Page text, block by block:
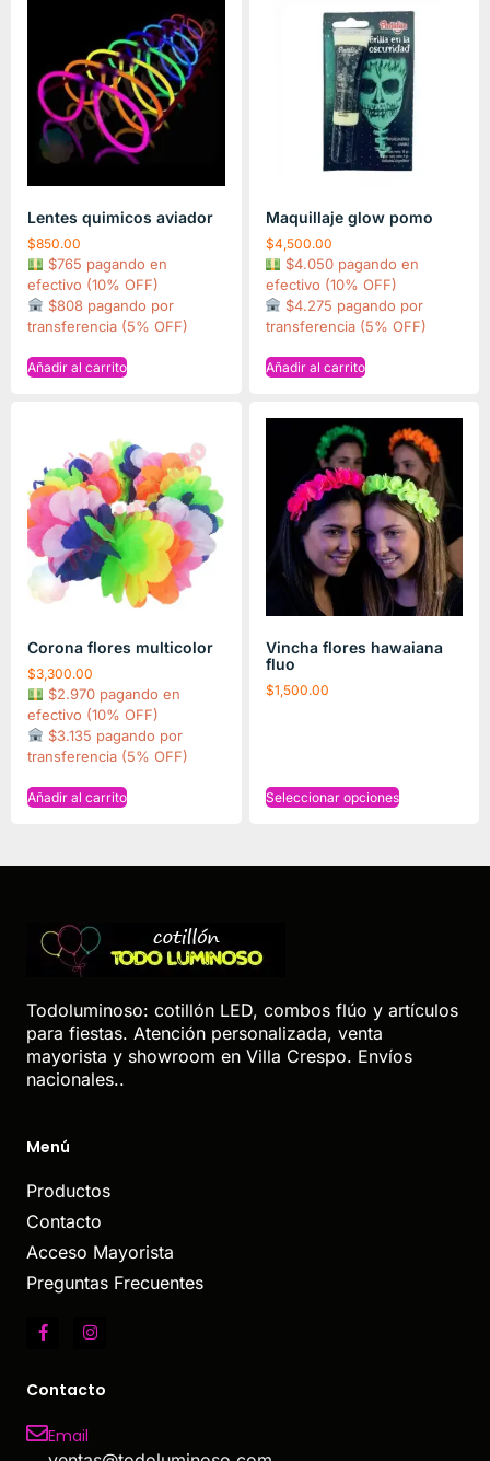
Lentes quimicos aviador
$850.00
$765 pagando en
efectivo (10% OFF)
$808 pagando por
transferencia (5% OFF)
Añadir al carrito
Maquillaje glow pomo
$4,500.00
$4.050 pagando en
efectivo (10% OFF)
$4.275 pagando por
transferencia (5% OFF)
Añadir al carrito
Corona flores multicolor
$3,300.00
$2.970 pagando en
efectivo (10% OFF)
$3.135 pagando por
transferencia (5% OFF)
Añadir al carrito
Vincha flores hawaiana
fluo
$1,500.00
Seleccionar opciones
Todoluminoso: cotillón LED, combos flúo y artículos
para fiestas. Atención personalizada, venta
mayorista y showroom en Villa Crespo. Envíos
nacionales..
Menú
Productos
Contacto
Acceso Mayorista
Preguntas Frecuentes
Contacto
Email